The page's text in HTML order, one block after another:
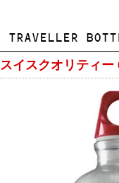
スイスクオリティー